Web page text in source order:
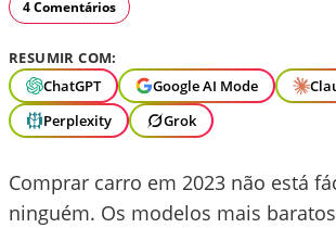
4 Comentários
RESUMIR COM:
ChatGPT
Google AI Mode
Perplexity
Grok
Comprar carro em 2023 não está
ninguém. Os modelos mais